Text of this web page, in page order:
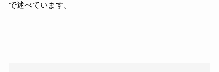
で述べています。